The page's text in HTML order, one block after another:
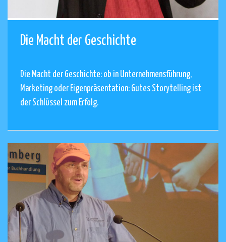
Die Macht der Geschichte
Die Macht der Geschichte: ob in Unternehmensführung,
Marketing oder Eigenpräsentation: Gutes Storytelling ist
der Schlüssel zum Erfolg.